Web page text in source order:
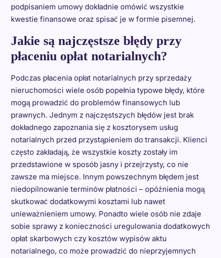
podpisaniem umowy dokładnie omówić wszystkie
kwestie finansowe oraz spisać je w formie pisemnej.
Jakie są najczęstsze błędy przy
płaceniu opłat notarialnych?
Podczas płacenia opłat notarialnych przy sprzedaży
nieruchomości wiele osób popełnia typowe błędy, które
mogą prowadzić do problemów finansowych lub
prawnych. Jednym z najczęstszych błędów jest brak
dokładnego zapoznania się z kosztorysem usług
notarialnych przed przystąpieniem do transakcji. Klienci
często zakładają, że wszystkie koszty zostały im
przedstawione w sposób jasny i przejrzysty, co nie
zawsze ma miejsce. Innym powszechnym błędem jest
niedopilnowanie terminów płatności – opóźnienia mogą
skutkować dodatkowymi kosztami lub nawet
unieważnieniem umowy. Ponadto wiele osób nie zdaje
sobie sprawy z konieczności uregulowania dodatkowych
opłat skarbowych czy kosztów wypisów aktu
notarialnego, co może prowadzić do nieprzyjemnych